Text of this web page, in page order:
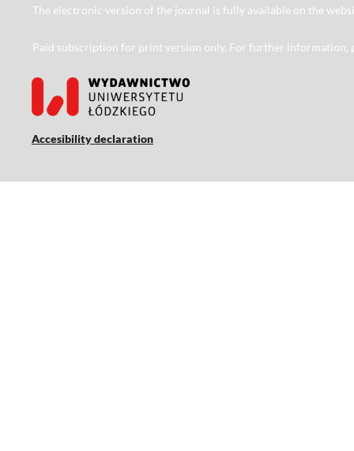
The electronic version of the journal is fully available on the
Paid subscription for print version only. For further information,
Accesibility declaration